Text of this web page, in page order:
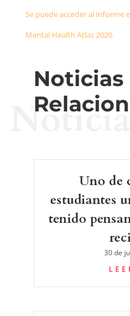
Se puede acceder al informe
Mental Health Atlas 2020
Noticias
Uno de
estudiantes
tenido
30 de